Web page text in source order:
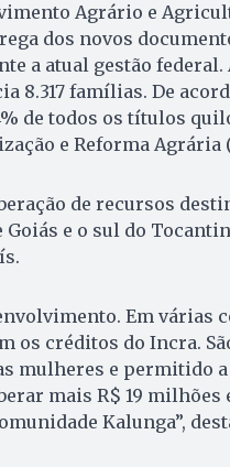
Agrário e
dos novos
a atual gestão federal.
8.317 famílias. De
de todos os títulos
e Reforma Agrária
de recursos
e o sul do
Em várias
os créditos do Incra.
mulheres e permitido
mais R$ 19 milhões
Kalunga”,